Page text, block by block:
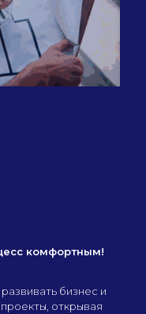
комфортным!
бизнес и
открывая